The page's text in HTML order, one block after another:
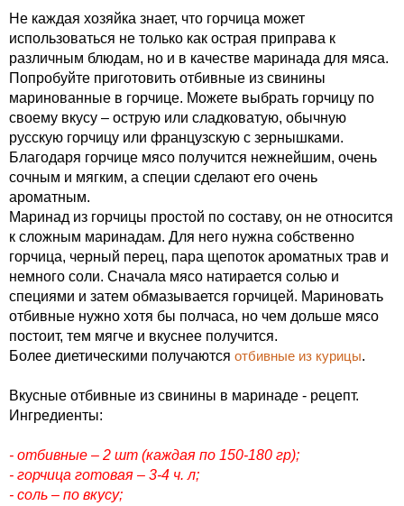
Не каждая хозяйка знает, что горчица может
использоваться не только как острая приправа к
различным блюдам, но и в качестве маринада для мяса.
Попробуйте приготовить отбивные из свинины
маринованные в горчице. Можете выбрать горчицу по
своему вкусу – острую или сладковатую, обычную
русскую горчицу или французскую с зернышками.
Благодаря горчице мясо получится нежнейшим, очень
сочным и мягким, а специи сделают его очень
ароматным.
Маринад из горчицы простой по составу, он не относится
к сложным маринадам. Для него нужна собственно
горчица, черный перец, пара щепоток ароматных трав и
немного соли. Сначала мясо натирается солью и
специями и затем обмазывается горчицей. Мариновать
отбивные нужно хотя бы полчаса, но чем дольше мясо
постоит, тем мягче и вкуснее получится.
Более диетическими получаются отбивные из курицы.
Вкусные отбивные из свинины в маринаде - рецепт.
Ингредиенты:
- отбивные – 2 шт (каждая по 150-180 гр);
- горчица готовая – 3-4 ч. л;
- соль – по вкусу;